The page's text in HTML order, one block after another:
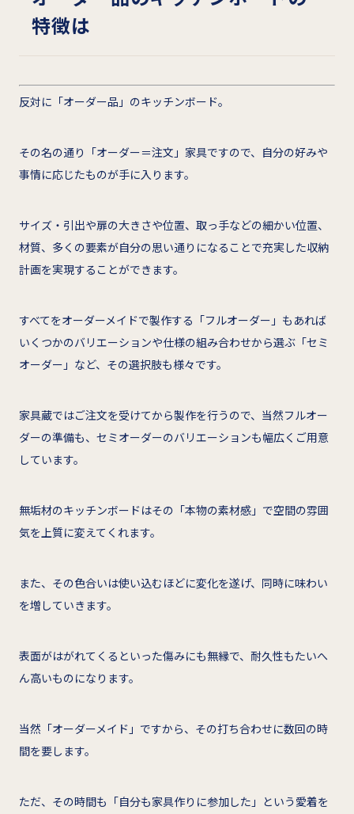
特徴は
反対に「オーダー品」のキッチンボード。
その名の通り「オーダー＝注文」家具ですので、自分の好みや
事情に応じたものが手に入ります。
サイズ・引出や扉の大きさや位置、取っ手などの細かい位置、
材質、多くの要素が自分の思い通りになることで充実した収納
計画を実現することができます。
すべてをオーダーメイドで製作する「フルオーダー」もあれば
いくつかのバリエーションや仕様の組み合わせから選ぶ「セミ
オーダー」など、その選択肢も様々です。
家具蔵ではご注文を受けてから製作を行うので、当然フルオー
ダーの準備も、セミオーダーのバリエーションも幅広くご用意
しています。
無垢材のキッチンボードはその「本物の素材感」で空間の雰囲
気を上質に変えてくれます。
また、その色合いは使い込むほどに変化を遂げ、同時に味わい
を増していきます。
表面がはがれてくるといった傷みにも無縁で、耐久性もたいへ
ん高いものになります。
当然「オーダーメイド」ですから、その打ち合わせに数回の時
間を要します。
ただ、その時間も「自分も家具作りに参加した」という愛着を